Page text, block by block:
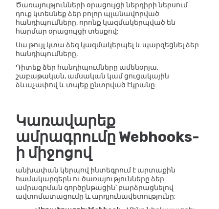
Ծառայությունների օրացույցի ներդիրի ներսում
դուք կտեսնեք ձեր բոլոր պլանավորված
հանդիպումները, որոնք կազմակերպված են
հարմար օրացույցի տեսքով:
Սա թույլ կտա ձեզ կազմակերպել և պարզեցնել ձեր
հանդիպումները,
Դիտեք ձեր հանդիպումները ամենօրյա,
շաբաթական, ամսական կամ ցուցակային
ձևաչափով և տպեք ընտրված էկրանը:
Կառավարեք
ամրագրումը Webhooks-
ի միջոցով
անխափան կերպով ինտեգրում է արտաքին
համակարգերն ու ծառայությունները ձեր
ամրագրման գործընթացին՝ բարձրացնելով
ավտոմատացումը և արդյունավետությունը: